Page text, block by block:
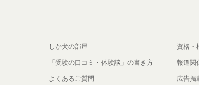
しか犬の部屋
「受験の口コミ・体験談」の書き方
よくあるご質問
資格・
報道関
広告掲